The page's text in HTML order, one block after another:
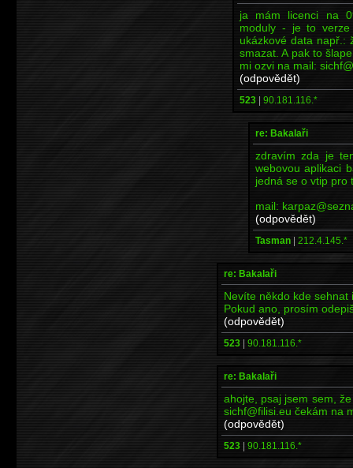
ja mám licenci na
moduly - je to
ukázkové data např.:
smazat. A pak to
mi ozvi na mail:
(odpovědět)
523 | 90.181.116.*
re: Bakalaři
zdravím zda je
webovou aplikaci
jedná se o vtip pro
mail:
(odpovědět)
Tasman | 212.4.145.*
re: Bakalaři
Nevíte někdo kde
Pokud ano, prosím
(odpovědět)
523 | 90.181.116.*
re: Bakalaři
ahojte, psaj jsem sem,
sichf@filisi.eu čekám na
(odpovědět)
523 | 90.181.116.*